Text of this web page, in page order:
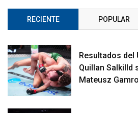
RECIENTE POPULAR
Resultados del
Quillan Salkilld
Mateusz